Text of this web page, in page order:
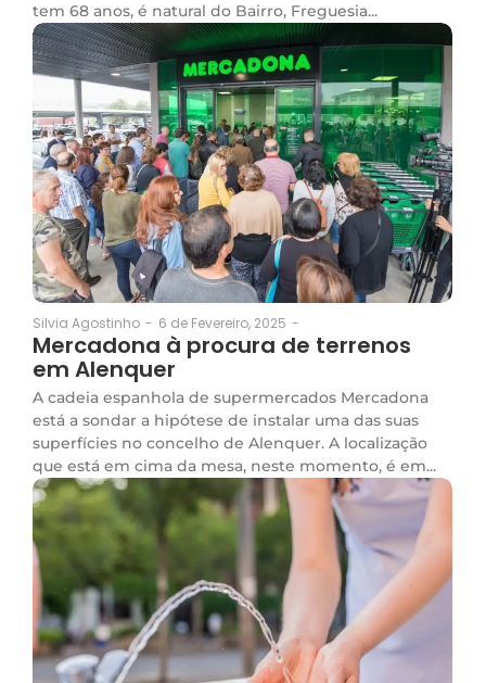
tem 68 anos, é natural do Bairro, Freguesia...
Silvia Agostinho - 6 de Fevereiro, 2025 -
Mercadona à procura de terrenos
em Alenquer
A cadeia espanhola de supermercados Mercadona
está a sondar a hipótese de instalar uma das suas
superfícies no concelho de Alenquer. A localização
que está em cima da mesa, neste momento, é em...